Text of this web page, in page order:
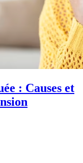
: Causes et